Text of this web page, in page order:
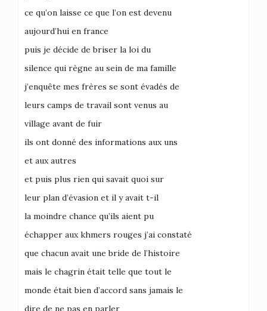
ce qu’on laisse ce que l’on est devenu
aujourd’hui en france
puis je décide de briser la loi du
silence qui règne au sein de ma famille
j’enquête mes frères se sont évadés de
leurs camps de travail sont venus au
village avant de fuir
ils ont donné des informations aux uns
et aux autres
et puis plus rien qui savait quoi sur
leur plan d’évasion et il y avait t-il
la moindre chance qu’ils aient pu
échapper aux khmers rouges j’ai constaté
que chacun avait une bride de l’histoire
mais le chagrin était telle que tout le
monde était bien d’accord sans jamais le
dire de ne pas en parler